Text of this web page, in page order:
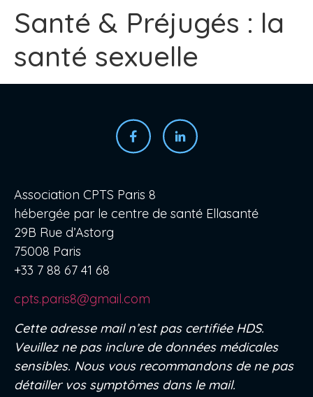
Santé & Préjugés : la
santé sexuelle
Association CPTS Paris 8
hébergée par le centre de santé Ellasanté
29B Rue d’Astorg
75008 Paris
+33 7 88 67 41 68
cpts.paris8@gmail.com
Cette adresse mail n’est pas certifiée HDS.
Veuillez ne pas inclure de données médicales
sensibles. Nous vous recommandons de ne pas
détailler vos symptômes dans le mail.